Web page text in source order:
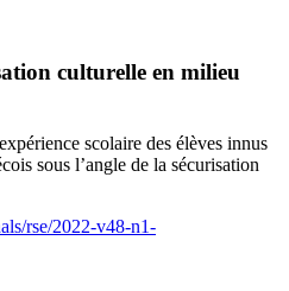
culturelle en milieu
scolaire des élèves innus
sous l’angle de la sécurisation
rse/2022-v48-n1-